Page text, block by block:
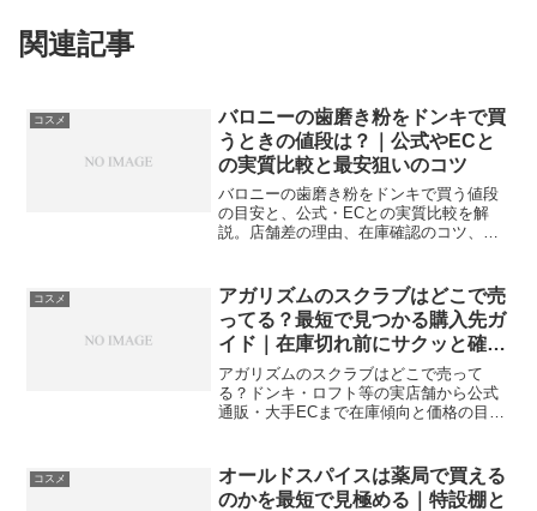
関連記事
コスメ
バロニーの歯磨き粉をドンキで買
うときの値段は？｜公式やECと
の実質比較と最安狙いのコツ
バロニーの歯磨き粉をドンキで買う値段
の目安と、公式・ECとの実質比較を解
説。店舗差の理由、在庫確認のコツ、セ
コスメ
アガリズムのスクラブはどこで売
ってる？最短で見つかる購入先ガ
イド｜在庫切れ前にサクッと確保
しよう
アガリズムのスクラブはどこで売って
る？ドンキ・ロフト等の実店舗から公式
通販・大手ECまで在庫傾向と価格の目
ックポイントも網羅。
コスメ
オールドスパイスは薬局で買える
のかを最短で見極める｜特設棚と